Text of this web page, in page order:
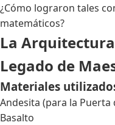
¿Cómo lograron tales
matemáticos?
La
Legado de
Materiales
Andesita (para la
Basalto